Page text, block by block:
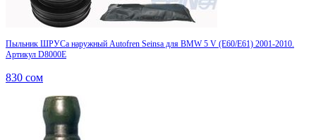
Пыльник ШРУСа наружный Autofren Seinsa для BMW 5 V (E60/E61) 2001-2010.
Артикул D8000E
830 сом